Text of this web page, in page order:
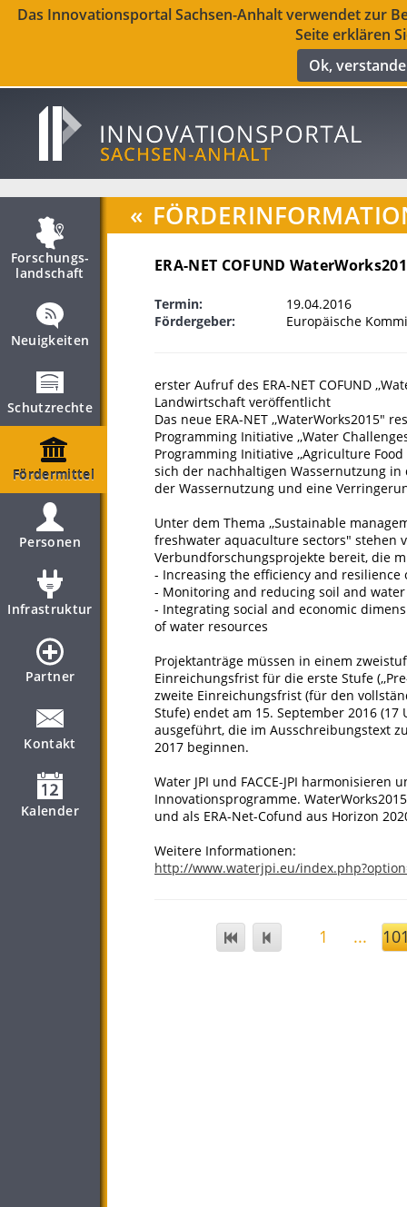
Das Innovationsportal Sachsen-Anhalt verwendet zur
Seite erklären
Ok,
Forschungs­
landschaft
Neuigkeiten
Schutzrechte
Fördermittel
Personen
Infrastruktur
Partner
Kontakt
Kalender
«
ERA-NET COFUND
Termin:
19.04.2016
Fördergeber:
Europäische
erster Aufruf des ERA-NET COFUND
Landwirtschaft veröffentlicht
Das neue ERA-NET ,,WaterWorks2015"
Programming Initiative ,,Water
Programming Initiative ,,Agriculture Food
sich der nachhaltigen Wassernutzung
der Wassernutzung und eine
Unter dem Thema ,,Sustainable
freshwater aquaculture sectors" stehen
Verbundforschungsprojekte bereit, die
- Increasing the efficiency and resilience
- Monitoring and reducing soil and
- Integrating social and economic
of water resources
Projektanträge müssen in einem
Einreichungsfrist für die erste Stufe
zweite Einreichungsfrist (für den
Stufe) endet am 15. September 2016
ausgeführt, die im Ausschreibungstext
2017 beginnen.
Water JPI und FACCE-JPI
Innovationsprogramme.
und als ERA-Net-Cofund aus Horizon
Weitere Informationen:
http://www.waterjpi.eu/
1 ...